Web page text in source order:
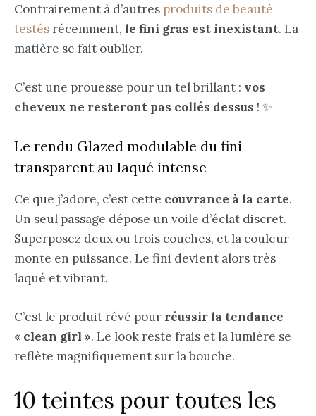
Contrairement à d’autres produits de beauté
testés récemment, le fini gras est inexistant. La
matière se fait oublier.
C’est une prouesse pour un tel brillant : vos
cheveux ne resteront pas collés dessus ! ✨
Le rendu Glazed modulable du fini
transparent au laqué intense
Ce que j’adore, c’est cette couvrance à la carte.
Un seul passage dépose un voile d’éclat discret.
Superposez deux ou trois couches, et la couleur
monte en puissance. Le fini devient alors très
laqué et vibrant.
C’est le produit rêvé pour réussir la tendance
« clean girl ». Le look reste frais et la lumière se
reflète magnifiquement sur la bouche.
10 teintes pour toutes les